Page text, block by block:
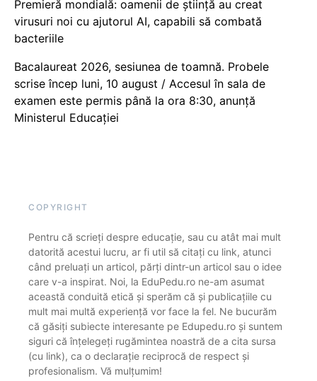
Premieră mondială: oamenii de știință au creat
virusuri noi cu ajutorul AI, capabili să combată
bacteriile
Bacalaureat 2026, sesiunea de toamnă. Probele
scrise încep luni, 10 august / Accesul în sala de
examen este permis până la ora 8:30, anunță
Ministerul Educației
COPYRIGHT
Pentru că scrieți despre educație, sau cu atât mai mult
datorită acestui lucru, ar fi util să citați cu link, atunci
când preluați un articol, părți dintr-un articol sau o idee
care v-a inspirat. Noi, la EduPedu.ro ne-am asumat
această conduită etică și sperăm că și publicațiile cu
mult mai multă experiență vor face la fel. Ne bucurăm
că găsiți subiecte interesante pe Edupedu.ro și suntem
siguri că înțelegeți rugămintea noastră de a cita sursa
(cu link), ca o declarație reciprocă de respect și
profesionalism. Vă mulțumim!